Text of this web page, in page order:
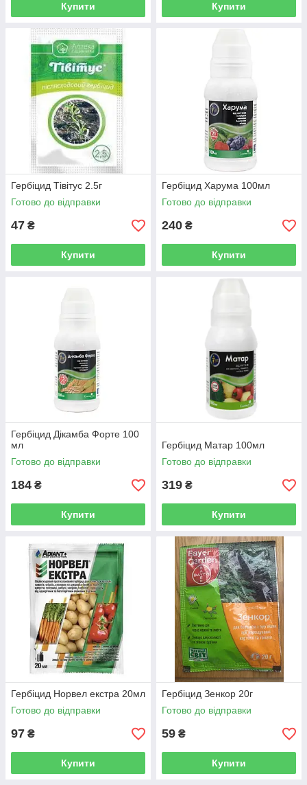
Купити Купити
Гербіцид Тівітус 2.5г
Готово до відправки
47 ₴
Купити
Гербіцид Харума 100мл
Готово до відправки
240 ₴
Купити
Гербіцид Дікамба Форте 100
мл
Готово до відправки
184 ₴
Купити
Гербіцид Матар 100мл
Готово до відправки
319 ₴
Купити
Гербіцид Норвел екстра 20мл
Готово до відправки
97 ₴
Купити
Гербіцид Зенкор 20г
Готово до відправки
59 ₴
Купити